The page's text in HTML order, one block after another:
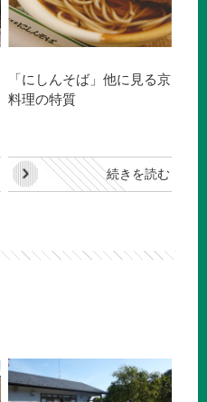
「にしんそば」他に見る京
料理の特質
続きを読む